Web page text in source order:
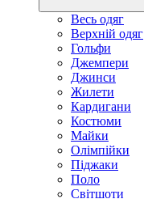
Весь одяг
Верхній одяг
Гольфи
Джемпери
Джинси
Жилети
Кардигани
Костюми
Майки
Олімпійки
Піджаки
Поло
Світшоти